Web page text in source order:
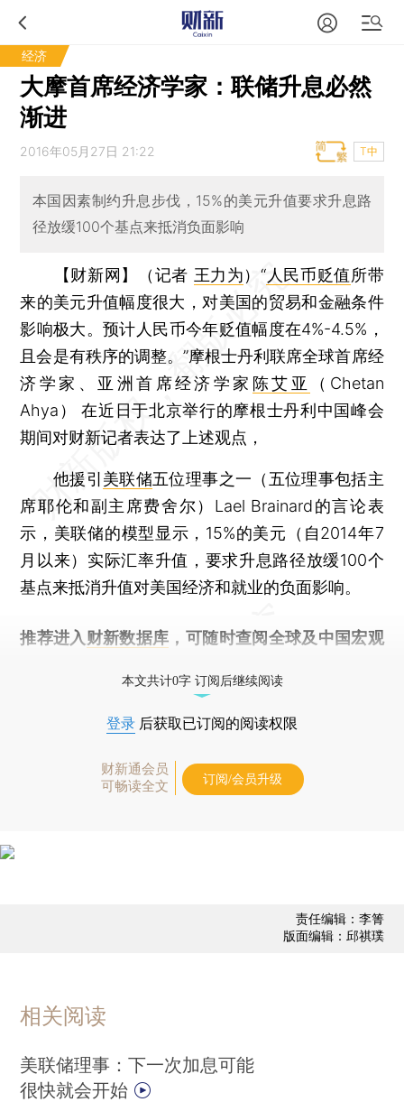
经济
大摩首席经济学家：联储升息必然
渐进
2016年05月27日 21:22 T中
本国因素制约升息步伐，15%的美元升值要求升息路
径放缓100个基点来抵消负面影响
【财新网】（记者 王力为）“ 人民币贬值所带
来的美元升值幅度很大，对美国的贸易和金融条件
影响极大。预计人民币今年贬值幅度在4%-4.5%，
且会是有秩序的调整。”摩根士丹利联席全球首席经
济学家、亚洲首席经济学家 陈艾亚
（Chetan
Ahya） 在近日于北京举行的摩根士丹利中国峰会
期间对财新记者表达了上述观点，
他援引 美联储五位理事之一（五位理事包括主
席耶伦和副主席费舍尔）Lael Brainard的言论表
示，美联储的模型显示，15%的美元（自2014年7
月以来）实际汇率升值，要求升息路径放缓100个
基点来抵消升值对美国经济和就业的负面影响。
推荐进入 财新数据库 ，可随时查阅全球及中国宏观
本文共计0字 订阅后继续阅读
登录 后获取已订阅的阅读权限
财新通会员
可畅读全文
订阅/会员升级
责任编辑：李箐
版面编辑：邱祺璞
相关阅读
美联储理事：下一次加息可能
很快就会开始